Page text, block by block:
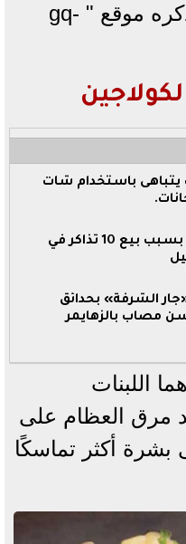
بفوائد أخرى، وفقاً لما ذكره موقع " gq-
يتباهى باستخدام شات
فيلم يصدم أبطاله بسبب بيع 10 تذاكر في
الشرفة» بحدائق
مصاب بالزهايمر
اللبنات
مرق العظام على
بشرة أكثر تماسكًا